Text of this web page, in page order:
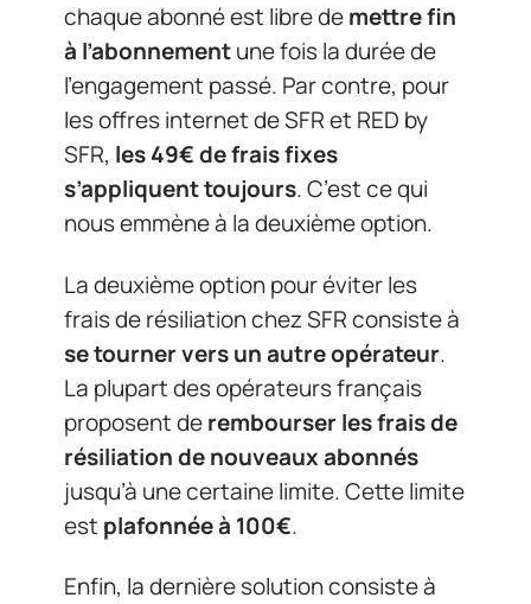
chaque abonné est libre demettre fin
à l’abonnementune fois la durée de
l’engagement passé. Par contre, pour
les offres internet de SFR et RED by
SFR, les 49€ de frais fixes
s’appliquent toujours. C’est ce qui
nous emmène à la deuxième option.
La deuxième option pour éviter les
frais de résiliation chez SFR consiste à
se tourner vers un autre opérateur.
La plupart des opérateurs français
proposent derembourser les frais de
résiliation de nouveaux abonnés
jusqu’à une certaine limite. Cette limite
est plafonnée à 100€.
Enfin, la dernière solution consiste à